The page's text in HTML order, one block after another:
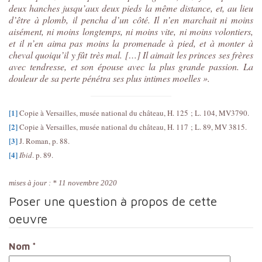
deux hanches jusqu’aux deux pieds la même distance, et, au lieu
d’être à plomb, il pencha d’un côté. Il n’en marchait ni moins
aisément, ni moins longtemps, ni moins vite, ni moins volontiers,
et il n’en aima pas moins la promenade à pied, et à monter à
cheval quoiqu’il y fût très mal. […] Il aimait les princes ses frères
avec tendresse, et son épouse avec la plus grande passion. La
douleur de sa perte pénétra ses plus intimes moelles ».
[1]Copie à Versailles, musée national du château, H. 125 ; L. 104, MV3790.
[2]Copie à Versailles, musée national du château, H. 117 ; L. 89, MV 3815.
[3]J. Roman, p. 88.
[4]Ibid. p. 89.
mises à jour : * 11 novembre 2020
Poser une question à propos de cette
oeuvre
Nom *